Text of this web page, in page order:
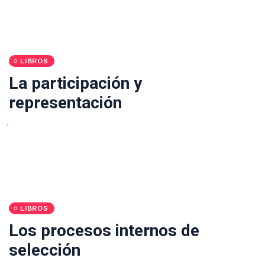
LIBROS
La participación y
representación
LIBROS
Los procesos internos de
selección